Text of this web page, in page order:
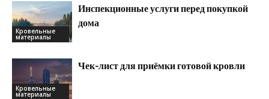
Кровельные
материалы
Инспекционные услуги перед покупкой
дома
Кровельные
материалы
Чек-лист для приёмки готовой кровли